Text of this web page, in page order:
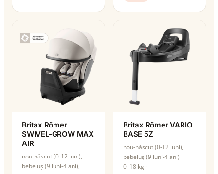
Britax Römer
SWIVEL-GROW MAX
AIR
nou-născut (0-12 luni),
bebeluș (9 luni-4 ani),
Britax Römer VARIO
BASE 5Z
nou-născut (0-12 luni),
bebeluș (9 luni-4 ani)
0–18 kg